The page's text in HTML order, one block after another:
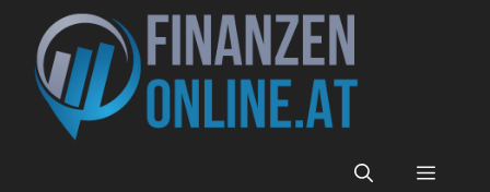
Inhalt
springen
Menü